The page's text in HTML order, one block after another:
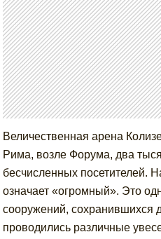
Величественная арена
Рима, возле Форума, два
бесчисленных посетителей.
означает «огромный». Это
сооружений, сохранившихся
проводились различные